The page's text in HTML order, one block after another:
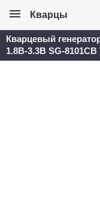
Кварцы
Кварцевый
1.8В-3.3В SG-